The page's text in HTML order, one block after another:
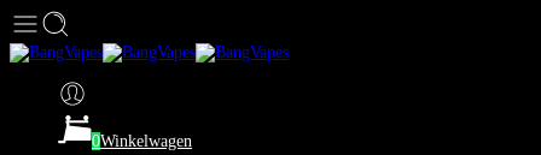
0Winkelwagen